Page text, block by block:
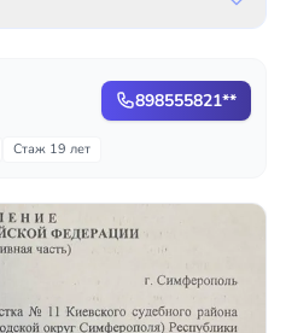
898555821**
Стаж 19 лет